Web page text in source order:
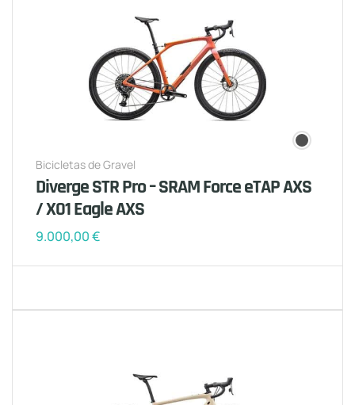
Bicicletas de Gravel
Diverge STR Pro – SRAM Force eTAP AXS
/ X01 Eagle AXS
9.000,00€